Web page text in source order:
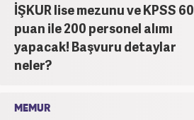
İŞKUR lise mezunu ve KPSS 60
puan ile 200 personel alımı
yapacak! Başvuru detaylar
neler?
MEMUR